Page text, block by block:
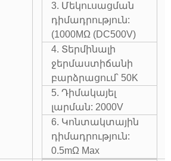
3. Մեկուսացման
դիմադրություն:
(1000MΩ (DC500V)
4. Տերմինալի
ջերմաստիճանի
բարձրացում՝ 50K
5. Դիմակայել
լարման: 2000V
6. Կոնտակտային
դիմադրություն:
0.5mΩ Max